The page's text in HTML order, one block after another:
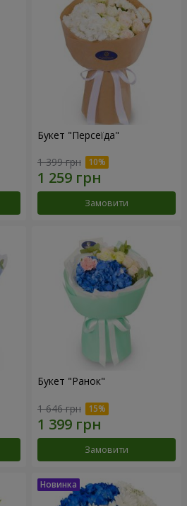
Букет "Персеїда"
1 399 грн
Замовити
Букет "Ранок"
1 646 грн
Замовити